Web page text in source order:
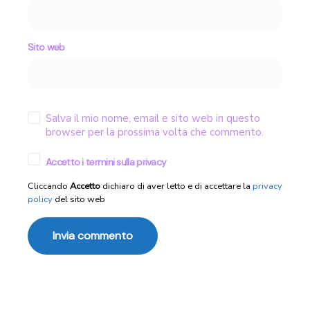
Sito web
Salva il mio nome, email e sito web in questo
browser per la prossima volta che commento.
Accetto i termini sulla privacy
Cliccando Accetto dichiaro di aver letto e di accettare la privacy
policy del sito web